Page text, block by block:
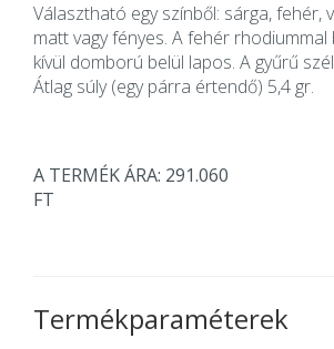
Választható egy színből: sárga, fehér,
matt vagy fényes. A fehér rhodiummal
kívül domború belül lapos. A gyűrű
Átlag súly (egy párra értendő) 5,4 gr.
A TERMÉK ÁRA: 291.060
FT
Termékparaméterek